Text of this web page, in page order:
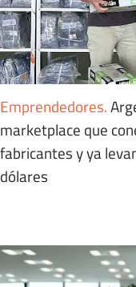
Emprendedores.
marketplace que
fabricantes y ya
dólares